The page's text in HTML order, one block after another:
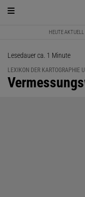
HEUTE AKTUELL
Lesedauer ca. 1 Minute
LEXIKON DER KARTOGRAPHIE
: